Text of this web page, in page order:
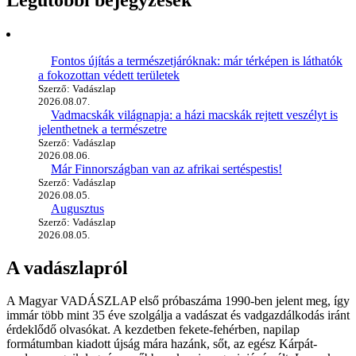
Fontos újítás a természetjáróknak: már térképen is láthatók
a fokozottan védett területek
Szerző: Vadászlap
2026.08.07.
Vadmacskák világnapja: a házi macskák rejtett veszélyt is
jelenthetnek a természetre
Szerző: Vadászlap
2026.08.06.
Már Finnországban van az afrikai sertéspestis!
Szerző: Vadászlap
2026.08.05.
Augusztus
Szerző: Vadászlap
2026.08.05.
A vadászlapról
A Magyar VADÁSZLAP első próbaszáma 1990-ben jelent meg, így
immár több mint 35 éve szolgálja a vadászat és vadgazdálkodás iránt
érdeklődő olvasókat. A kezdetben fekete-fehérben, napilap
formátumban kiadott újság mára hazánk, sőt, az egész Kárpát-